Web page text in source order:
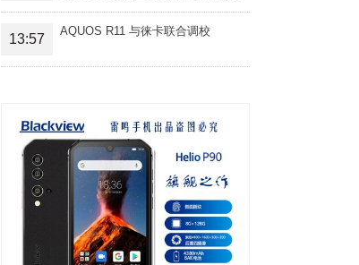
投影旗舰三防手机
13:57
AQUOS R11 与徕卡联合调校